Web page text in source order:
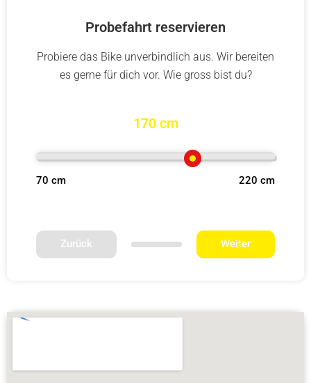
Probefahrt reservieren
Probiere das Bike unverbindlich aus. Wir bereiten
es gerne für dich vor. Wie gross bist du?
170 cm
70 cm 220 cm
Zurück Weiter